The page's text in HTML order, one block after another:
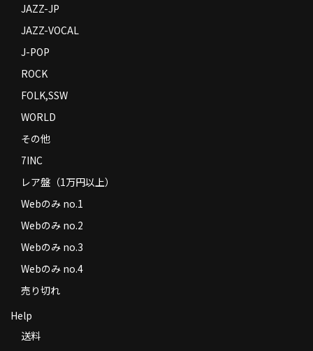
JAZZ-JP
JAZZ-VOCAL
J-POP
ROCK
FOLK,SSW
WORLD
その他
7INC
レア盤（1万円以上）
Webのみ no.1
Webのみ no.2
Webのみ no.3
Webのみ no.4
売り切れ
Help
送料